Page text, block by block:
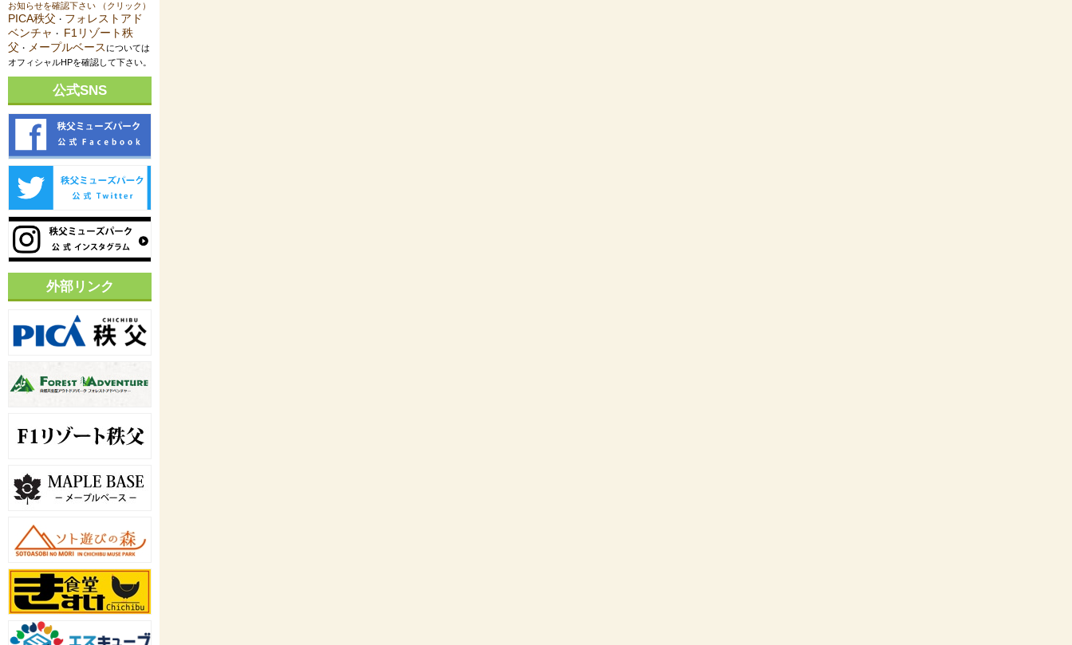
お知らせを確認下さい （クリック）
PICA秩父 ・ フォレストアド
ベンチャ ・ F1リゾート秩
父 ・ メープルベース については
オフィシャルHPを確認して下さい。
公式SNS
外部リンク